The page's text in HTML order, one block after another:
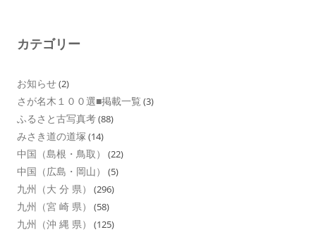
カテゴリー
お知らせ(2)
さが名木１００選■掲載一覧 (3)
ふるさと古写真考(88)
みさき道の道塚 (14)
中国（島根・鳥取） (22)
中国（広島・岡山） (5)
九州（大 分 県） (296)
九州（宮 崎 県） (58)
九州（沖 縄 県） (125)